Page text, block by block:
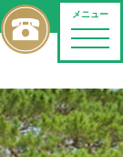
メニュー
toggle